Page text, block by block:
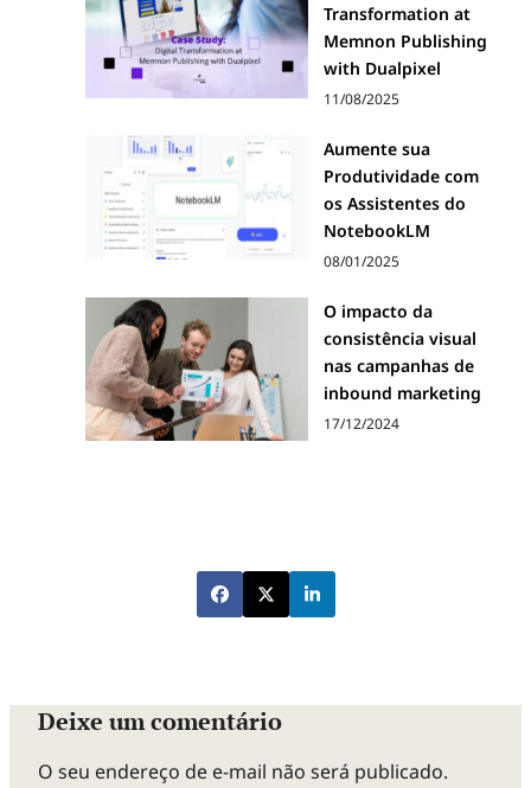
Transformation at
Memnon Publishing
with Dualpixel
11/08/2025
Aumente sua
Produtividade com
os Assistentes do
NotebookLM
08/01/2025
O impacto da
consistência visual
nas campanhas de
inbound marketing
17/12/2024
Deixe um comentário
O seu endereço de e-mail não será publicado.